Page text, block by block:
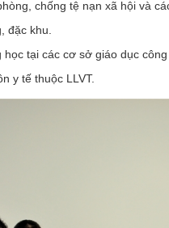
chống tệ nạn xã hội và
đặc khu.
tại các cơ sở giáo dục công
y tế thuộc LLVT.